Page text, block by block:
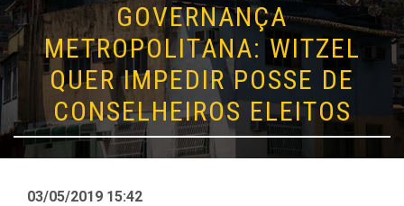
GOVERNANÇA
METROPOLITANA: WITZEL
QUER IMPEDIR POSSE DE
CONSELHEIROS ELEITOS
03/05/2019 15:42